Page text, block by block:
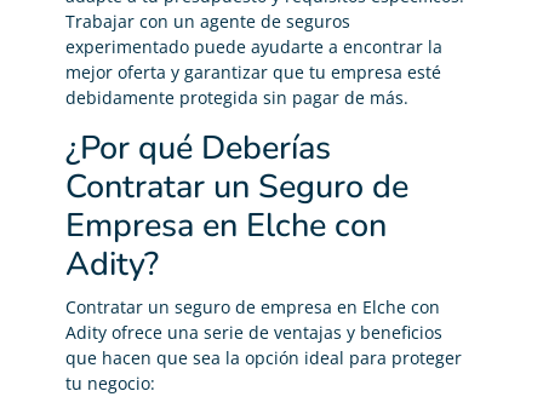
Trabajar con un agente de seguros
experimentado puede ayudarte a encontrar la
mejor oferta y garantizar que tu empresa esté
debidamente protegida sin pagar de más.
¿Por qué Deberías
Contratar un Seguro de
Empresa en Elche con
Adity?
Contratar un seguro de empresa en Elche con
Adity ofrece una serie de ventajas y beneficios
que hacen que sea la opción ideal para proteger
tu negocio: